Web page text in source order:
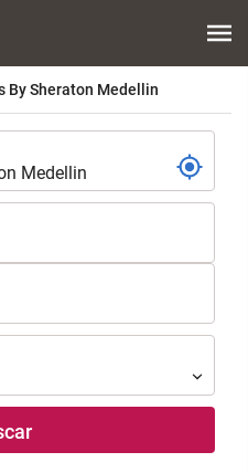
By Sheraton Medellin